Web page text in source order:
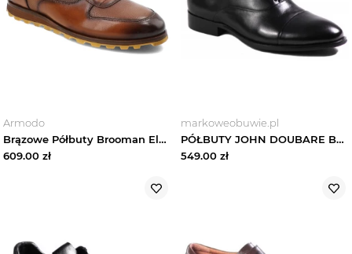
Armodo
Brązowe Półbuty Brooman Eleganckie Obuwie Męskie
609.00 zł
markoweobuwie.pl
PÓŁBUTY JOHN DOUBARE BY BROOMAN - V43-33-T1 BLACK
549.00 zł